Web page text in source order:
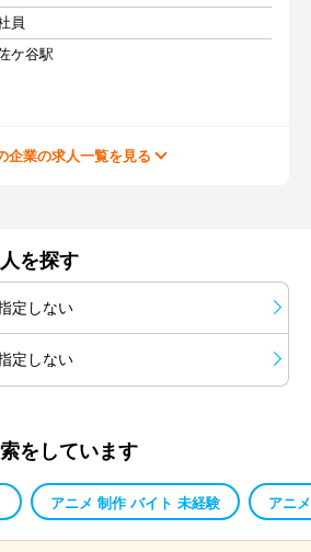
員
ケ谷駅
企業の求人一覧を見る
を探す
定しない
定しない
をしています
アニメ 制作 バイト 未経験 アニ